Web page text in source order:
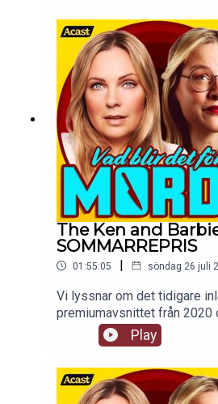
The Ken and
SOMMARREPRIS
01:55:05 | söndag 26 juli
Vi lyssnar om det tidigare
premiumavsnittet från 2020
och Karla Homolka. Ingen
historien, framförallt inte
våld, sexuellt våld mot
smörgåsar.
Play